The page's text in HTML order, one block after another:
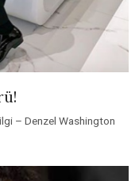
– Denzel Washington